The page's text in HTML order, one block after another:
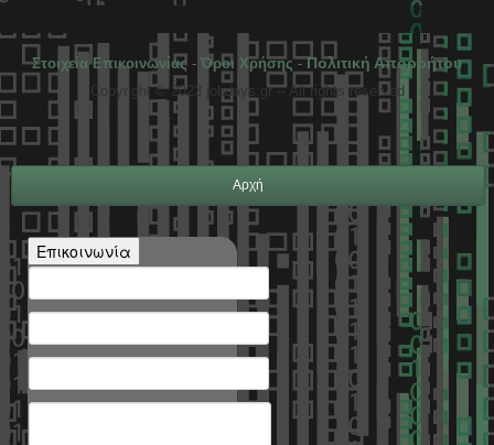
Στοιχεία Επικοινωνίας - Όροι Χρήσης-Πολιτική Απορρήτου
Copyright © 2023 jobdays.gr -- All rights reserved
Αρχή